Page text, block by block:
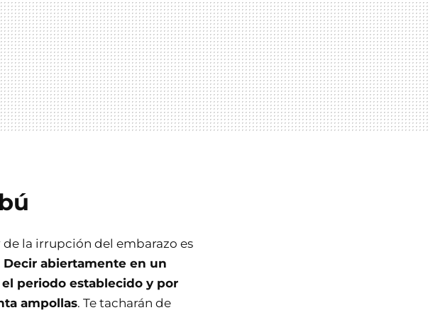
la irrupción del embarazo es
Decir abiertamente en un
periodo establecido y por
ampollas. Te tacharán de